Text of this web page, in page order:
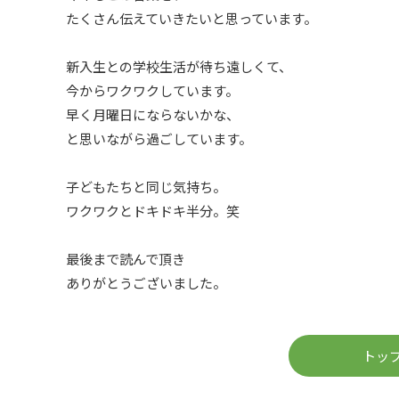
たくさん伝えていきたいと思っています。
新入生との学校生活が待ち遠しくて、
今からワクワクしています。
早く月曜日にならないかな、
と思いながら過ごしています。
子どもたちと同じ気持ち。
ワクワクとドキドキ半分。笑
最後まで読んで頂き
ありがとうございました。
トッ